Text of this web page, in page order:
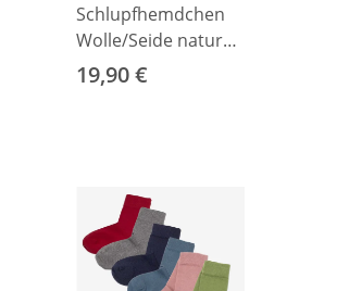
Schlupfhemdchen
Wolle/Seide natur
50/56
19,90 €